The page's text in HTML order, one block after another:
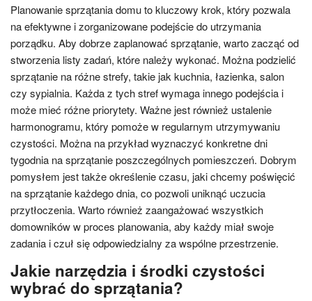
Planowanie sprzątania domu to kluczowy krok, który pozwala
na efektywne i zorganizowane podejście do utrzymania
porządku. Aby dobrze zaplanować sprzątanie, warto zacząć od
stworzenia listy zadań, które należy wykonać. Można podzielić
sprzątanie na różne strefy, takie jak kuchnia, łazienka, salon
czy sypialnia. Każda z tych stref wymaga innego podejścia i
może mieć różne priorytety. Ważne jest również ustalenie
harmonogramu, który pomoże w regularnym utrzymywaniu
czystości. Można na przykład wyznaczyć konkretne dni
tygodnia na sprzątanie poszczególnych pomieszczeń. Dobrym
pomysłem jest także określenie czasu, jaki chcemy poświęcić
na sprzątanie każdego dnia, co pozwoli uniknąć uczucia
przytłoczenia. Warto również zaangażować wszystkich
domowników w proces planowania, aby każdy miał swoje
zadania i czuł się odpowiedzialny za wspólne przestrzenie.
Jakie narzędzia i środki czystości
wybrać do sprzątania?